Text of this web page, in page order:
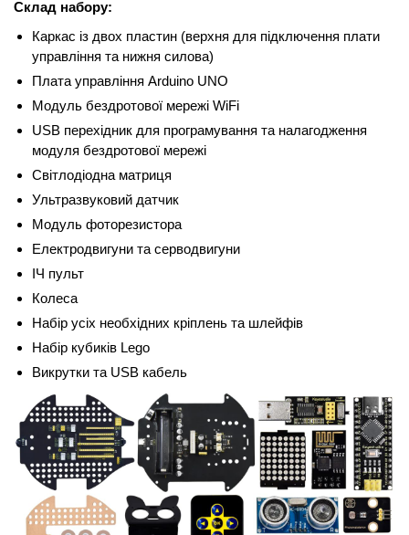
Склад набору:
Каркас із двох пластин (верхня для підключення плати
управління та нижня силова)
Плата управління Arduino UNO
Модуль бездротової мережі WiFi
USB перехідник для програмування та налагодження
модуля бездротової мережі
Світлодіодна матриця
Ультразвуковий датчик
Модуль фоторезистора
Електродвигуни та серводвигуни
ІЧ пульт
Колеса
Набір усіх необхідних кріплень та шлейфів
Набір кубиків Lego
Викрутки та USB кабель